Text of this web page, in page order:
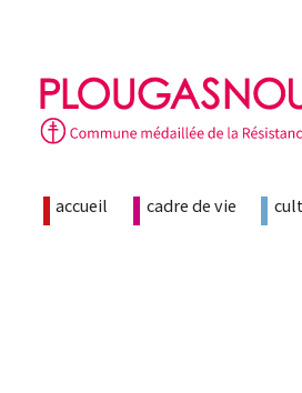
Skip
to
content
accueil cadre de vie